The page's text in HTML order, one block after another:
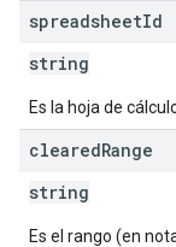
spreadsheetId
string
Es la hoja de
clearedRange
string
Es el rango (en